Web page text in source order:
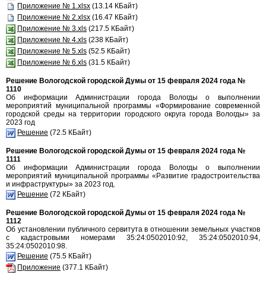
Приложение № 1.xlsx (13.14 КБайт)
Приложение № 2.xlsx (16.47 КБайт)
Приложение № 3.xls (217.5 КБайт)
Приложение № 4.xls (238 КБайт)
Приложение № 5.xls (52.5 КБайт)
Приложение № 6.xls (31.5 КБайт)
Решение Вологодской городской Думы от 15 февраля 2024 года №
1110
Об информации Администрации города Вологды о выполнении
мероприятий муниципальной программы «Формирование современной
городской среды на территории городского округа города Вологды» за
2023 год
Решение (72.5 КБайт)
Решение Вологодской городской Думы от 15 февраля 2024 года №
1111
Об информации Администрации города Вологды о выполнении
мероприятий муниципальной программы «Развитие градостроительства
и инфраструктуры» за 2023 год.
Решение (72 КБайт)
Решение Вологодской городской Думы от 15 февраля 2024 года №
1112
Об установлении публичного сервитута в отношении земельных участков
с кадастровыми номерами 35:24:0502010:92, 35:24:0502010:94,
35:24:0502010:98.
Решение (75.5 КБайт)
Приложение (377.1 КБайт)